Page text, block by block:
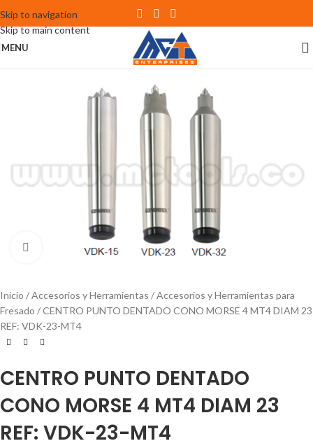
Skip to navigation
Skip to main content
MENU
Click to enlarge
Inicio Accesorios y Herramientas
Accesorios y Herramientas para
Fresado
CENTRO PUNTO DENTADO CONO MORSE 4 MT4 DIAM 23
REF: VDK-23-MT4
CENTRO PUNTO DENTADO
CONO MORSE 4 MT4 DIAM 23
REF: VDK-23-MT4